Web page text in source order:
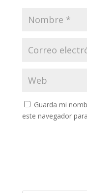
Guarda mi
este navegador